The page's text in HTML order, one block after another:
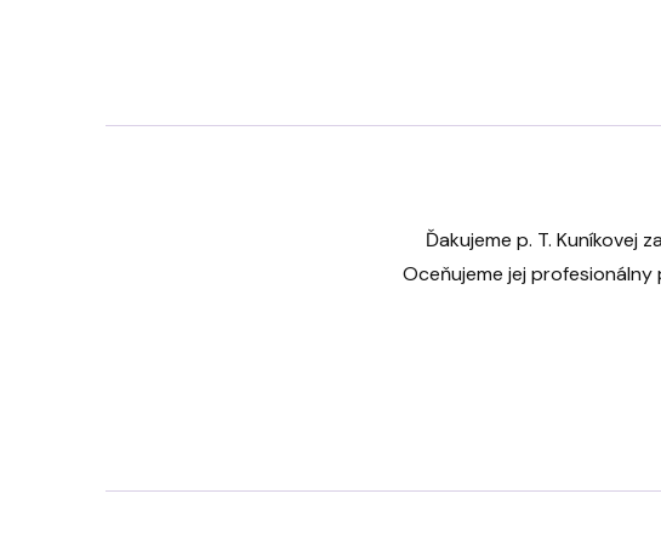
Ďakujeme p. T.
Oceňujeme jej profesionálny